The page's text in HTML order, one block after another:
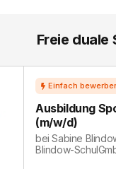
Freie duale
Ausbildung
(m/w/d)
beiSabine
Blindow-